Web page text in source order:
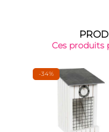
Ces produits
-34%